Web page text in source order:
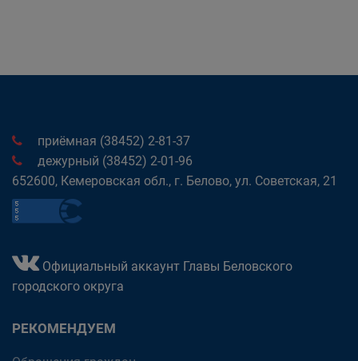
приёмная (38452) 2-81-37
дежурный (38452) 2-01-96
652600, Кемеровская обл., г. Белово, ул. Советская, 21
Официальный аккаунт Главы Беловского
городского округа
РЕКОМЕНДУЕМ